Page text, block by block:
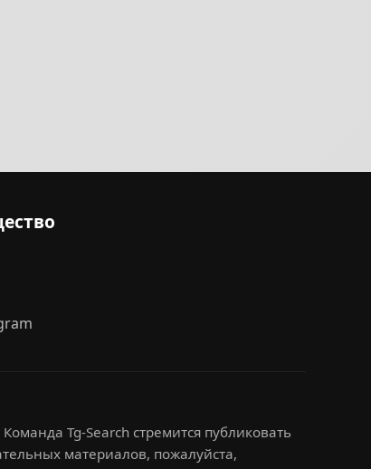
Tg-Search стремится публиковать
материалов, пожалуйста,